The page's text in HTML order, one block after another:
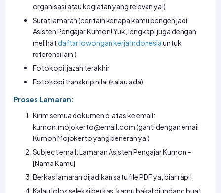
organisasi atau kegiatan yang relevan ya!)
Surat lamaran (ceritain kenapa kamu pengen jadi
Asisten Pengajar Kumon! Yuk, lengkapi juga dengan
melihat daftar lowongan kerja Indonesiauntuk
referensi lain.)
Fotokopi ijazah terakhir
Fotokopi transkrip nilai (kalau ada)
Proses Lamaran:
Kirim semua dokumen di atas ke email:
kumon.mojokerto@email.com (ganti dengan email
Kumon Mojokerto yang beneran ya!)
Subject email: Lamaran Asisten Pengajar Kumon –
[Nama Kamu]
Berkas lamaran dijadikan satu file PDF ya, biar rapi!
Kalau lolos seleksi berkas, kamu bakal diundang buat